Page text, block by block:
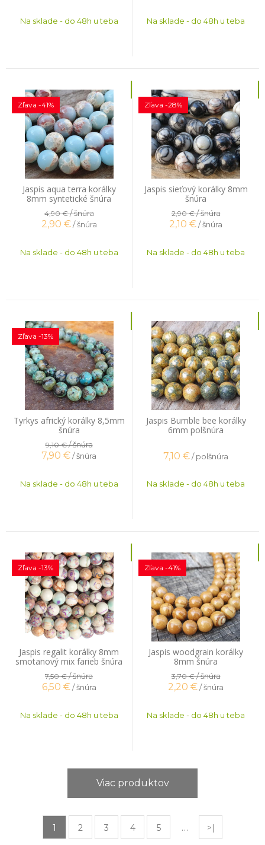
Na sklade - do 48h u teba Na sklade - do 48h u teba
Jaspis aqua terra korálky
8mm syntetické šnúra
Zľava -41%
4,90 €/ šnúra
2,90 € / šnúra
Na sklade - do 48h u teba
Jaspis sieťový korálky 8mm
šnúra
Zľava -28%
2,90 €/ šnúra
2,10 €/ šnúra
Na sklade - do 48h u teba
Tyrkys africký korálky 8,5mm
šnúra
Zľava -13%
9,10 €/ šnúra
7,90 €/ šnúra
Na sklade - do 48h u teba
Jaspis Bumble bee korálky
6mm polšnúra
7,10 €/ polšnúra
Na sklade - do 48h u teba
Jaspis regalit korálky 8mm
smotanový mix farieb šnúra
Zľava -13%
7,50 €/ šnúra
6,50 € / šnúra
Na sklade - do 48h u teba
Jaspis woodgrain korálky
8mm šnúra
Zľava -41%
3,70 €/ šnúra
2,20 €/ šnúra
Na sklade - do 48h u teba
Viac produktov
1 2 3 4 5 … >|